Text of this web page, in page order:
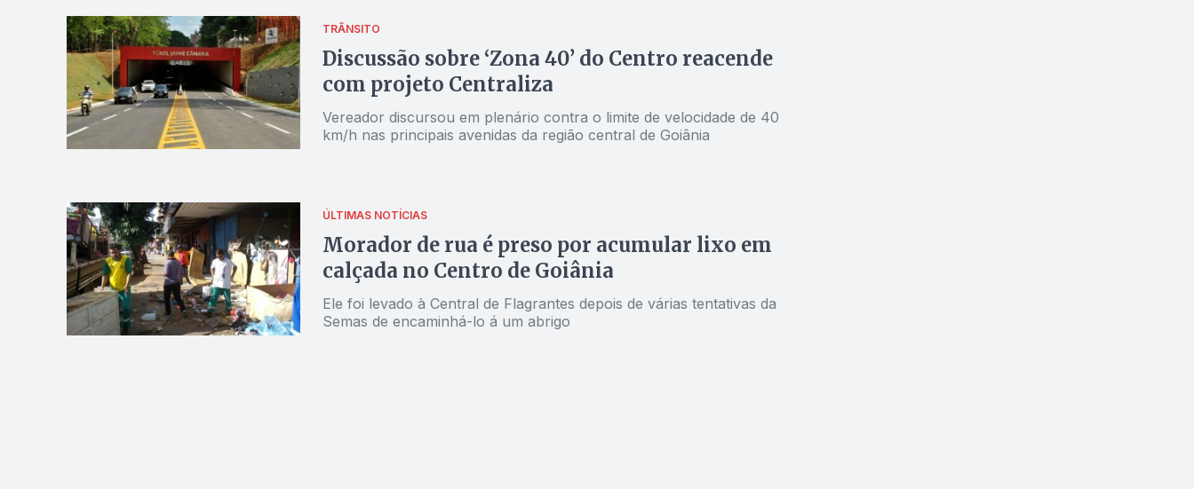
TRÂNSITO
Discussão sobre ‘Zona 40’ do Centro reacende
com projeto Centraliza
Vereador discursou em plenário contra o limite de velocidade de 40
km/h nas principais avenidas da região central de Goiânia
ÚLTIMAS NOTÍCIAS
Morador de rua é preso por acumular lixo em
calçada no Centro de Goiânia
Ele foi levado à Central de Flagrantes depois de várias tentativas da
Semas de encaminhá-lo á um abrigo